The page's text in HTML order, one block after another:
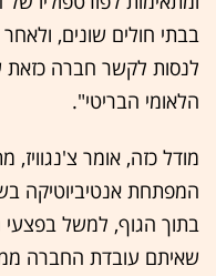
בבתי חולים שונים, ולאחר
הלאומי הבריטי".
מודל כזה, אומר
המפתחת אנטיביוטיקה
בתוך הגוף, למשל בפצעי
שאיתם עובדת החברה